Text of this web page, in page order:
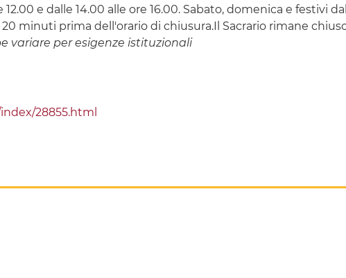
e dalle 14.00 alle ore 16.00. Sabato, domenica e festivi
20 minuti prima dell'orario di chiusura.Il Sacrario rimane
variare per esigenze istituzionali
28855.html